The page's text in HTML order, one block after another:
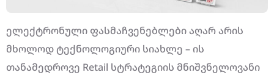
ელექტრონული ფასმაჩვენებლები აღარ არის
მხოლოდ ტექნოლოგიური სიახლე – ის
თანამედროვე Retail სტრატეგიის მნიშვნელოვანი